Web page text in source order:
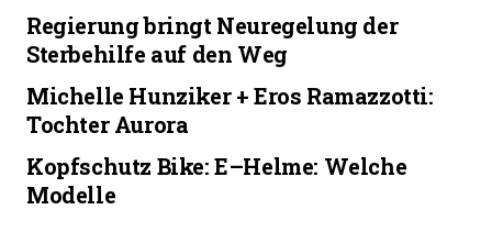
Regierung bringt Neuregelung der
Sterbehilfe auf den Weg
Michelle Hunziker + Eros Ramazzotti:
Tochter Aurora
Kopfschutz Bike: E–Helme: Welche
Modelle